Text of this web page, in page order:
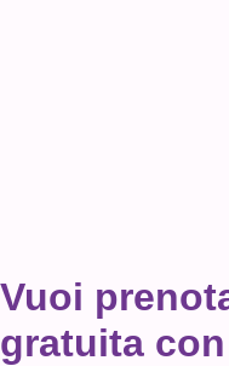
Vuoi
gratuita